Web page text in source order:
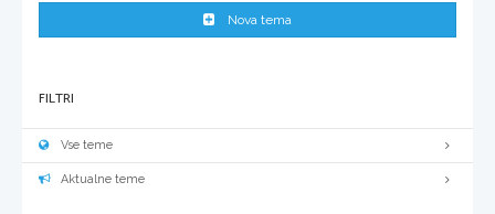
Nova tema
FILTRI
Vse teme
Aktualne teme